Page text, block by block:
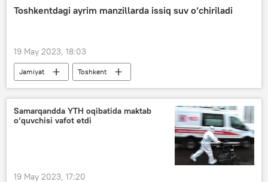
Toshkentdagi ayrim manzillarda issiq suv o‘chiriladi
19 May 2023, 18:03
Jamiyat
Toshkent
issiq suv o‘chirilishi
Samarqandda YTH oqibatida maktab
o‘quvchisi vafot etdi
19 May 2023, 17:20